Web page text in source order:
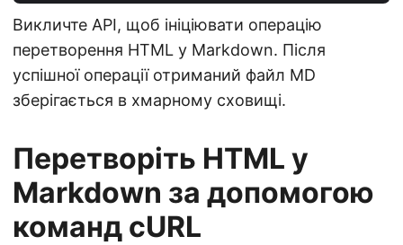
Викличте API, щоб ініціювати операцію
перетворення HTML у Markdown. Після
успішної операції отриманий файл MD
зберігається в хмарному сховищі.
Перетворіть HTML у
Markdown за допомогою
команд cURL